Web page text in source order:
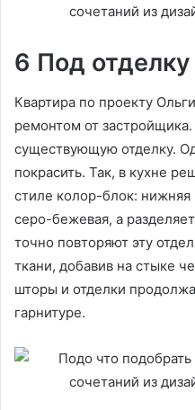
6 Под отделку
Квартира по проекту
ремонтом от
существующую отделку.
покрасить. Так, в кухне
стиле колор-блок: нижняя
серо-бежевая, а
точно повторяют эту
ткани, добавив на стыке
шторы и отделки
гарнитуре.